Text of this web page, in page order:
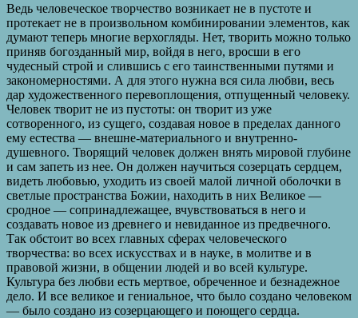
Ведь человеческое творчество возникает не в пустоте и
протекает не в произвольном комбинировании элементов, как
думают теперь многие верхогляды. Нет, творить можно только
приняв богозданный мир, войдя в него, вросши в его
чудесный строй и слившись с его таинственными путями и
закономерностями. А для этого нужна вся сила любви, весь
дар художественного перевоплощения, отпущенный человеку.
Человек творит не из пустоты: он творит из уже
сотворенного, из сущего, создавая новое в пределах данного
ему естества — внешне-материального и внутренно-
душевного. Творящий человек должен внять мировой глубине
и сам запеть из нее. Он должен научиться созерцать сердцем,
видеть любовью, уходить из своей малой личной оболочки в
светлые пространства Божии, находить в них Великое —
сродное — сопринадлежащее, вчувствоваться в него и
создавать новое из древнего и невиданное из предвечного.
Так обстоит во всех главных сферах человеческого
творчества: во всех искусствах и в науке, в молитве и в
правовой жизни, в общении людей и во всей культуре.
Культура без любви есть мертвое, обреченное и безнадежное
дело. И все великое и гениальное, что было создано человеком
— было создано из созерцающего и поющего сердца.